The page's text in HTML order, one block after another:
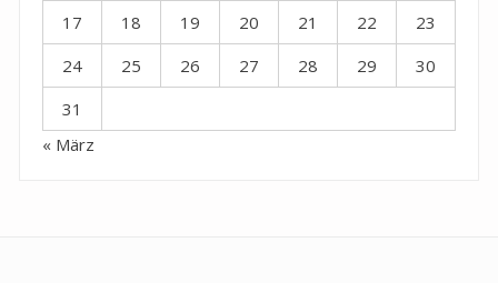
17 18 19 20 21 22
23
24
25 26 27 28 29
30
31
« März